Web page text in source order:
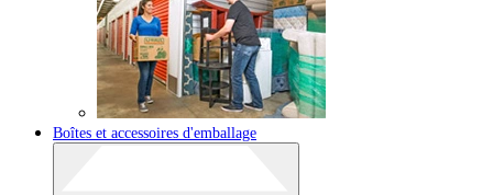
Boîtes et accessoires d'emballage